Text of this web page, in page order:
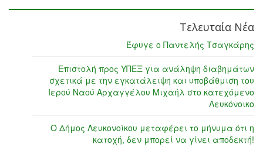
Τελευταία Νέα
Έφυγε ο Παντελής Τσαγκάρης
Επιστολή προς ΥΠΕΞ για ανάληψη διαβημάτων
σχετικά με την εγκατάλειψη και υποβάθμιση του
Ιερού Ναού Αρχαγγέλου Μιχαήλ στο κατεχόμενο
Λευκόνοικο
Ο Δήμος Λευκονοίκου μεταφέρει το μήνυμα ότι η
κατοχή, δεν μπορεί να γίνει αποδεκτή!